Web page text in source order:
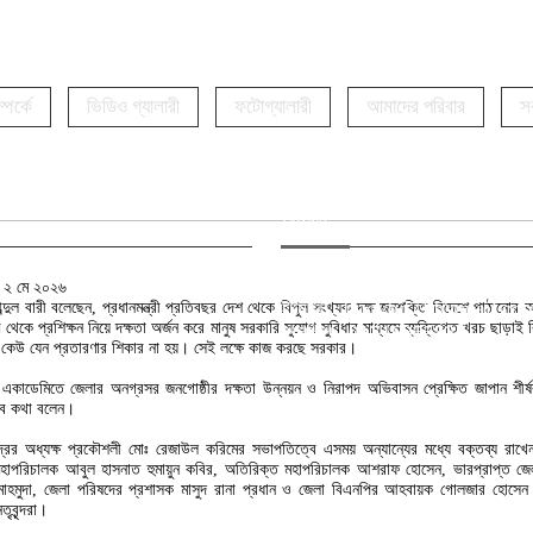
২ মে ২০২৬
বারী বলেছেন, প্রধানমন্ত্রী প্রতিবছর দেশ থেকে বিপুল সংখ্যক দক্ষ জনশক্তি বিদেশে পাঠানোর
থেকে প্রশিক্ষন নিয়ে দক্ষতা অর্জন করে মানুষ সরকারি সুযোগ সুবিধার মাধ্যমে ব্যক্তিগত খরচ ছাড়াই
কেউ যেন প্রতারণার শিকার না হয়। সেই লক্ষে কাজ করছে সরকার।
জেলার অনগ্রসর জনগোষ্ঠীর দক্ষতা উন্নয়ন ও নিরাপদ অভিবাসন প্রেক্ষিত জাপান
কথা বলেন।
অধ্যক্ষ প্রকৌশলী মোঃ রেজাউল করিমের সভাপতিত্বে এসময় অন্যান্যের মধ্যে বক্তব্য
আবুল হাসনাত হুমায়ুন কবির, অতিরিক্ত মহাপরিচালক আশরাফ হোসেন, ভারপ্রাপ্ত
জেলা পরিষদের প্রশাসক মাসুদ রানা প্রধান ও জেলা বিএনপির আহবায়ক গোলজার হোসেন
ভিডিও গ্যালারী ফটোগ্যালারী আমাদের পরিবার
অফিস :
অফিস : চেয়ারম্যান সুপার মার্কেট (২য়
ইমেইল :
মোবাইল : 01716855537
বেআইনি ও দন্ডনীয় অপরাধ ।